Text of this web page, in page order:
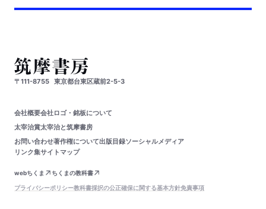
〒111-8755 東京都台東区蔵前2-5-3
会社概要会社ロゴ・銘板について
太宰治賞太宰治と筑摩書房
お問い合わせ著作権について出版目録ソーシャルメディア
リンク集サイトマップ
webちくま
ちくまの教科書
プライバシーポリシー教科書採択の公正確保に関する基本方針免責事項